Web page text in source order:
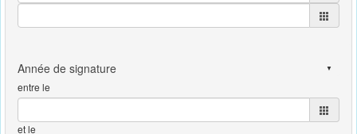
entre le
et le